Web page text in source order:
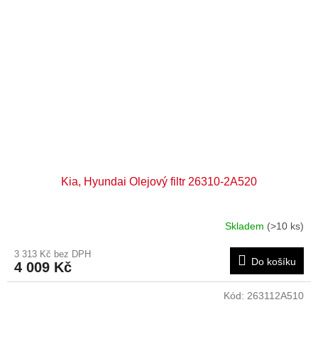
Kia, Hyundai Olejový filtr 26310-2A520
Skladem (>10 ks)
3 313 Kč bez DPH
4 009 Kč Do košíku
Kód: 263112A510